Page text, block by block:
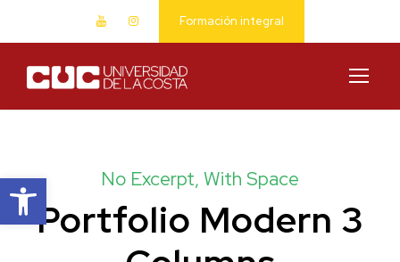
Abrir barra de herramientas
Formación integral
No Excerpt, With Space
Portfolio Modern 3